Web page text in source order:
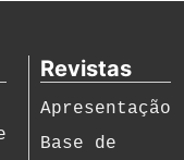
Revistas
Apresentação
Base de